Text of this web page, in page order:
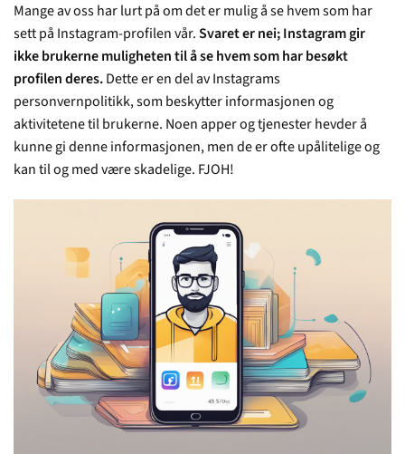
Mange av oss har lurt på om det er mulig å se hvem som har
sett på Instagram-profilen vår.Svaret er nei; Instagram gir
ikke brukerne muligheten til å se hvem som har besøkt
profilen deres.Dette er en del av Instagrams
personvernpolitikk, som beskytter informasjonen og
aktivitetene til brukerne. Noen apper og tjenester hevder å
kunne gi denne informasjonen, men de er ofte upålitelige og
kan til og med være skadelige. FJOH!